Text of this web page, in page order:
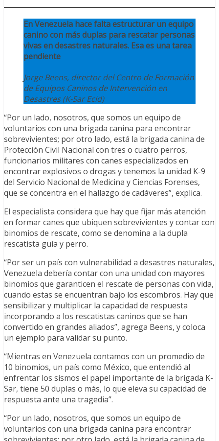
En Venezuela hace falta estructurar un equipo
canino con más duplas para rescatar personas
vivas en desastres naturales. Esa es una tarea
pendiente
Jorge Beens, director del Centro de Formación
de Equipos Caninos de Intervención en
Desastres (K-Sar Ecid)
“Por un lado, nosotros, que somos un equipo de
voluntarios con una brigada canina para encontrar
sobrevivientes; por otro lado, está la brigada canina de
Protección Civil Nacional con tres o cuatro perros,
funcionarios militares con canes especializados en
encontrar explosivos o drogas y tenemos la unidad K-9
del Servicio Nacional de Medicina y Ciencias Forenses,
que se concentra en el hallazgo de cadáveres”, explica.
El especialista considera que hay que fijar más atención
en formar canes que ubiquen sobrevivientes y contar con
binomios de rescate, como se denomina a la dupla
rescatista guía y perro.
“Por ser un país con vulnerabilidad a desastres naturales,
Venezuela debería contar con una unidad con mayores
binomios que garanticen el rescate de personas con vida,
cuando estas se encuentran bajo los escombros. Hay que
sensibilizar y multiplicar la capacidad de respuesta
incorporando a los rescatistas caninos que se han
convertido en grandes aliados”, agrega Beens, y coloca
un ejemplo para validar su punto.
“Mientras en Venezuela contamos con un promedio de
10 binomios, un país como México, que entendió al
enfrentar los sismos el papel importante de la brigada K-
Sar, tiene 50 duplas o más, lo que eleva su capacidad de
respuesta ante una tragedia”.
“Por un lado, nosotros, que somos un equipo de
voluntarios con una brigada canina para encontrar